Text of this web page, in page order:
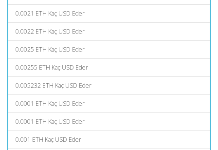
0.0021 ETH Kaç USD Eder
0.0022 ETH Kaç USD Eder
0.0025 ETH Kaç USD Eder
0.00255 ETH Kaç USD Eder
0.005232 ETH Kaç USD Eder
0.0001 ETH Kaç USD Eder
0.0001 ETH Kaç USD Eder
0.001 ETH Kaç USD Eder